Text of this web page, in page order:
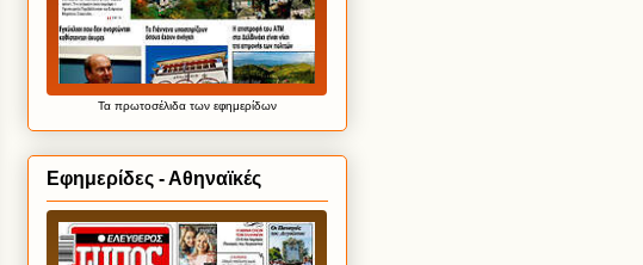
Τα πρωτοσέλιδατων εφημερίδων
Εφημερίδες - Αθηναϊκές